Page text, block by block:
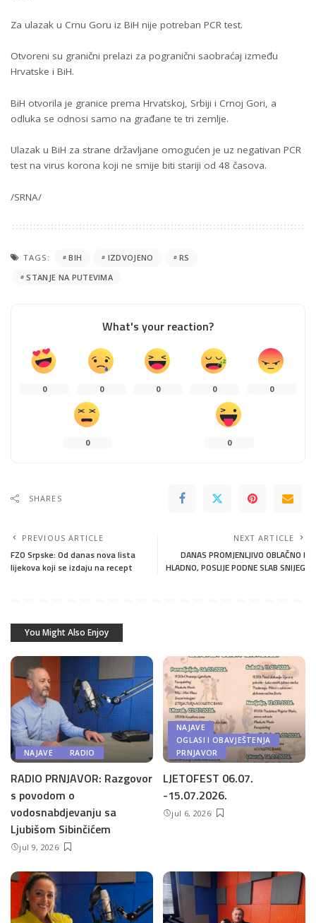
Za ulazak u Crnu Goru iz BiH nije potreban PCR test.
Otvoreni su granični prelazi za pogranični saobraćaj između
Hrvatske i BiH.
BiH otvorila je granice prema Hrvatskoj, Srbiji i Crnoj Gori, a
odluka se odnosi samo na građane te tri zemlje.
Ulazak u BiH za strane državljane omogućen je uz negativan PCR
test na virus korona koji ne smije biti stariji od 48 časova.
/SRNA/
TAGS: BIH IZDVOJENO
RS
STANJE NA PUTEVIMA
What's your reaction?
0 0 0 0 0
0 0
SHARES
PREVIOUS ARTICLE
FZO Srpske: Od danas nova lista
lijekova koji se izdaju na recept
NEXT ARTICLE
DANAS PROMJENLJIVO OBLAČNO I
HLADNO, POSLIJE PODNE SLAB SNIJEG
You Might Also Enjoy
NAJAVE RADIO
RADIO PRNJAVOR: Razgovor
s povodom o
vodosnabdjevanju sa
Ljubišom Sibinčićem
jul 9, 2026
NAJAVE
OGLASI I OBAVJEŠTENJA
PRNJAVOR
LJETOFEST 06.07.
-15.07.2026.
jul 6, 2026